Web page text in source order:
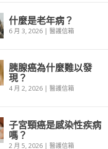
什麼是老年病？
6 月 3, 2026| 醫護信箱
胰腺癌為什麼難以發
現？
4 月 2, 2026| 醫護信箱
子宮頸癌是感染性疾病
嗎？
2 月 5, 2026| 醫護信箱